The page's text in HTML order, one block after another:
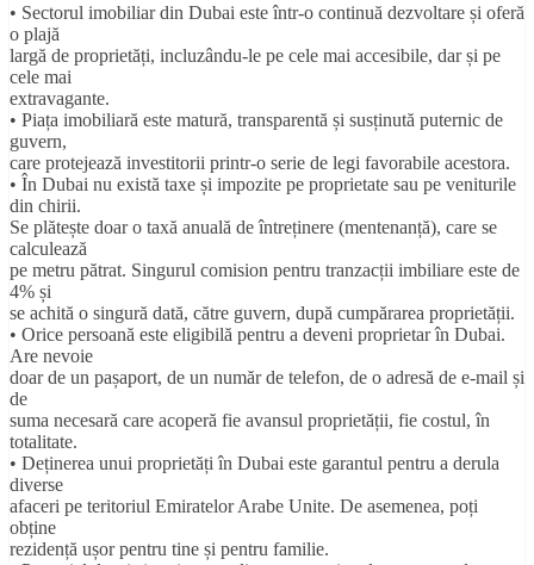
• Sectorul imobiliar din Dubai este într-o continuă dezvoltare și oferă
o plajă
largă de proprietăți, incluzându-le pe cele mai accesibile, dar și pe
cele mai
extravagante.
• Piața imobiliară este matură, transparentă și susținută puternic de
guvern,
care protejează investitorii printr-o serie de legi favorabile acestora.
• În Dubai nu există taxe și impozite pe proprietate sau pe veniturile
din chirii.
Se plătește doar o taxă anuală de întreținere (mentenanță), care se
calculează
pe metru pătrat. Singurul comision pentru tranzacții imbiliare este de
4% și
se achită o singură dată, către guvern, după cumpărarea proprietății.
• Orice persoană este eligibilă pentru a deveni proprietar în Dubai.
Are nevoie
doar de un pașaport, de un număr de telefon, de o adresă de e-mail și
de
suma necesară care acoperă fie avansul proprietății, fie costul, în
totalitate.
• Deținerea unui proprietăți în Dubai este garantul pentru a derula
diverse
afaceri pe teritoriul Emiratelor Arabe Unite. De asemenea, poți
obține
rezidență ușor pentru tine și pentru familie.